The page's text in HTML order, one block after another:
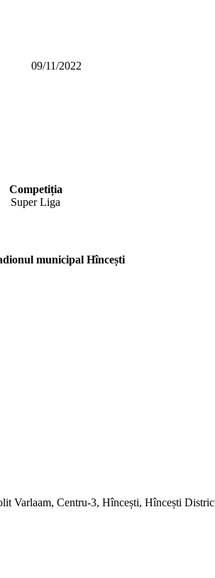
09/11/2022
Competiția
Super Liga
municipal Hîncești
Varlaam, Centru-3, Hîncești, Hîncești